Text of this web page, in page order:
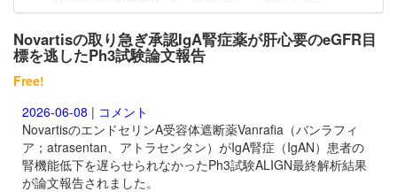
Novartisの取り急ぎ承認IgA腎症薬が肝心要のeGFR目
標を逃したPh3試験論文報告
Free!
2026-06-08 | コメント
NovartisのエンドセリンA受容体遮断薬Vanrafia（バンラフィ
ア；atrasentan、アトラセンタン）がIgA腎症（IgAN）患者の
腎機能低下を遅らせられなかったPh3試験ALIGN最終解析結果
が論文報告されました。